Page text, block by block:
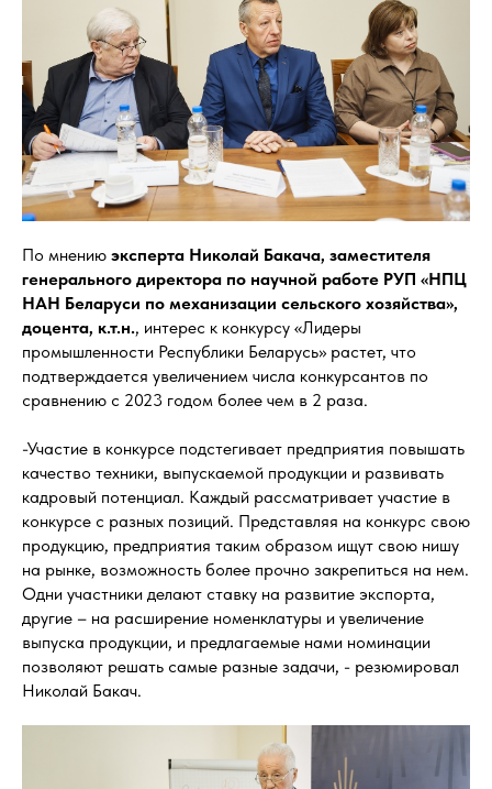
По мнению эксперта Николай Бакача, заместителя
генерального директора по научной работе РУП «НПЦ
НАН Беларуси по механизации сельского хозяйства»,
доцента, к.т.н., интерес к конкурсу «Лидеры
промышленности Республики Беларусь» растет, что
подтверждается увеличением числа конкурсантов по
сравнению с 2023 годом более чем в 2 раза.
-Участие в конкурсе подстегивает предприятия повышать
качество техники, выпускаемой продукции и развивать
кадровый потенциал. Каждый рассматривает участие в
конкурсе с разных позиций. Представляя на конкурс свою
продукцию, предприятия таким образом ищут свою нишу
на рынке, возможность более прочно закрепиться на нем.
Одни участники делают ставку на развитие экспорта,
другие – на расширение номенклатуры и увеличение
выпуска продукции, и предлагаемые нами номинации
позволяют решать самые разные задачи, - резюмировал
Николай Бакач.